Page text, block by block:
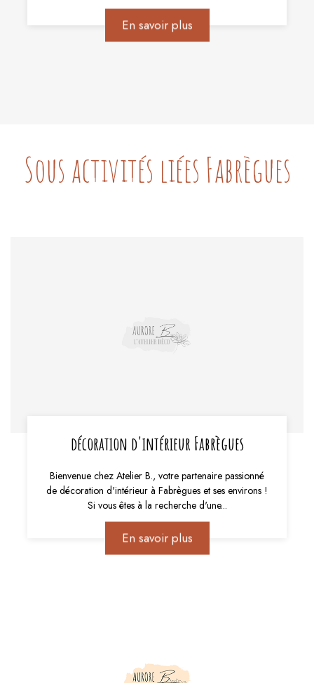
En savoir plus
Sous activités liées Fabrègues
décoration d'intérieur Fabrègues
Bienvenue chez Atelier B., votre partenaire passionné
de décoration d'intérieur à Fabrègues et ses environs !
Si vous êtes à la recherche d'une...
En savoir plus